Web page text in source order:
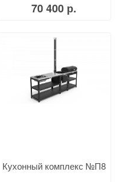
70 400 р.
Кухонный комплекс №П8